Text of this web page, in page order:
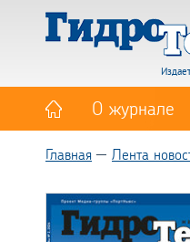
О журнале
Главная Лента